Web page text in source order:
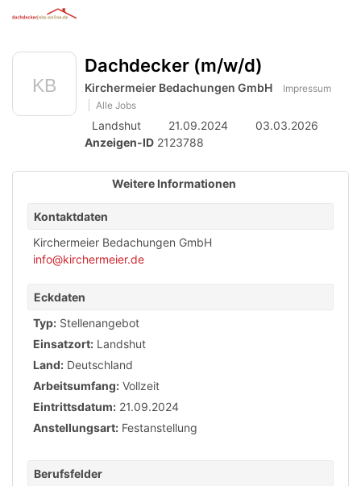
Accessibility
Navigation
Inhalt
von
mobilem
Endgerät
Dachdecker (m/w/d)
Kirchermeier Bedachungen GmbH
Impressum
Alle Jobs
Landshut 21.09.2024
03.03.2026
Anzeigen-ID 2123788
Weitere Informationen
Kontaktdaten
Kirchermeier Bedachungen GmbH
info@kirchermeier.de
Eckdaten
Typ: Stellenangebot
Einsatzort: Landshut
Land: Deutschland
Arbeitsumfang: Vollzeit
Eintrittsdatum: 21.09.2024
Anstellungsart: Festanstellung
Berufsfelder